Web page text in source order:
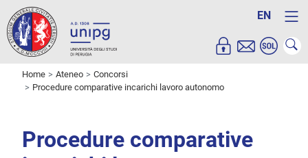
EN
Home Ateneo
Concorsi
Procedure comparative incarichi lavoro autonomo
Procedure comparative